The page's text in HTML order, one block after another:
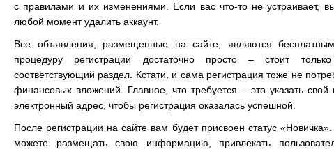
с правилами и их изменениями. Если вас что-то не устраивает,
любой момент удалить аккаунт.
Все объявления, размещенные на сайте, являются
процедуру регистрации достаточно просто – стоит
соответствующий раздел. Кстати, и сама регистрация тоже не
финансовых вложений. Главное, что требуется – это указать свой
электронный адрес, чтобы регистрация оказалась успешной.
После регистрации на сайте вам будет присвоен статус
можете размещать свою информацию, привлекать